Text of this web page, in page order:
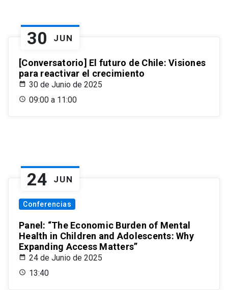
30 JUN
[Conversatorio] El futuro de Chile: Visiones
para reactivar el crecimiento
30 de Junio de 2025
09:00 a 11:00
24 JUN
Conferencias
Panel: “The Economic Burden of Mental
Health in Children and Adolescents: Why
Expanding Access Matters”
24 de Junio de 2025
13:40